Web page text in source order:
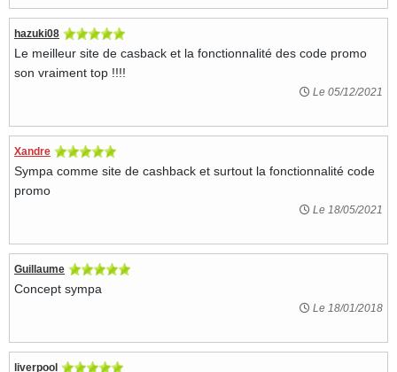
hazuki08
Le meilleur site de casback et la fonctionnalité des code promo
son vraiment top !!!!
Le 05/12/2021
Xandre
Sympa comme site de cashback et surtout la fonctionnalité code
promo
Le 18/05/2021
Guillaume
Concept sympa
Le 18/01/2018
liverpool